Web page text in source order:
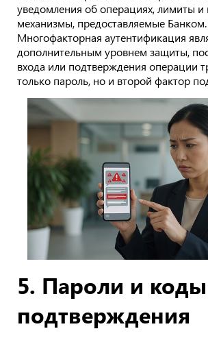
уведомления об операциях, лимиты и
механизмы, предоставляемые Банком.
Многофакторная аутентификация
дополнительным уровнем защиты,
входа или подтверждения операции
только пароль, но и второй фактор
5. Пароли и коды
подтверждения